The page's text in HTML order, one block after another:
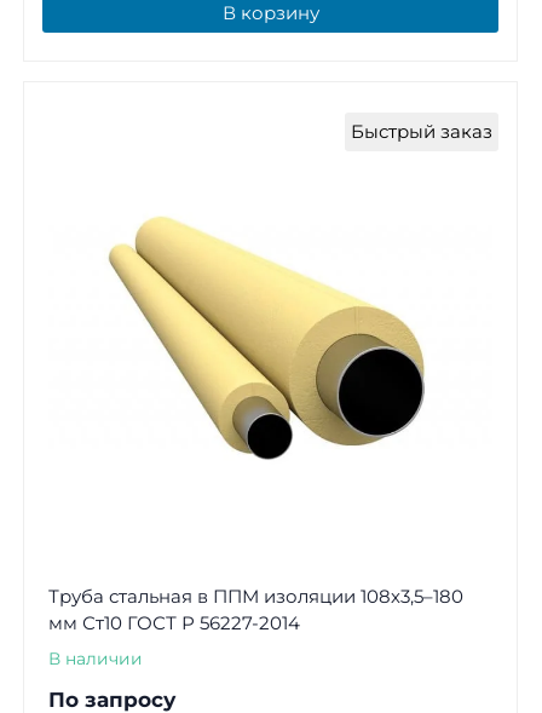
В корзину
Быстрый заказ
Труба стальная в ППМ изоляции 108х3,5–180
мм Ст10 ГОСТ Р 56227-2014
В наличии
По запросу